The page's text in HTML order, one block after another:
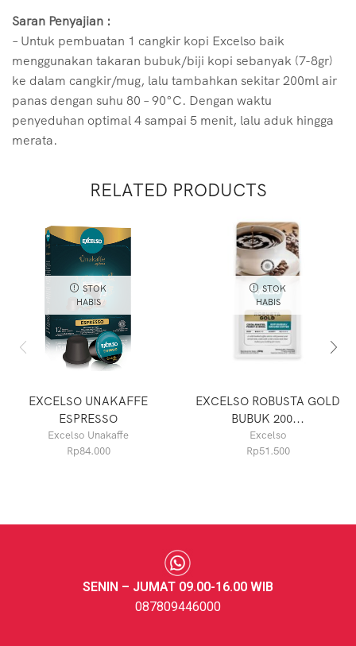
Saran Penyajian :
– Untuk pembuatan 1 cangkir kopi Excelso baik
menggunakan takaran bubuk/biji kopi sebanyak (7-8gr)
ke dalam cangkir/mug, lalu tambahkan sekitar 200ml air
panas dengan suhu 80 – 90°C. Dengan waktu
penyeduhan optimal 4 sampai 5 menit, lalu aduk hingga
merata.
RELATED PRODUCTS
STOK
HABIS
EXCELSO UNAKAFFE
ESPRESSO
Excelso Unakaffe
Rp84.000
STOK
HABIS
EXCELSO ROBUSTA GOLD
BUBUK 200...
Excelso
Rp51.500
SENIN – JUMAT 09.00-16.00 WIB
087809446000